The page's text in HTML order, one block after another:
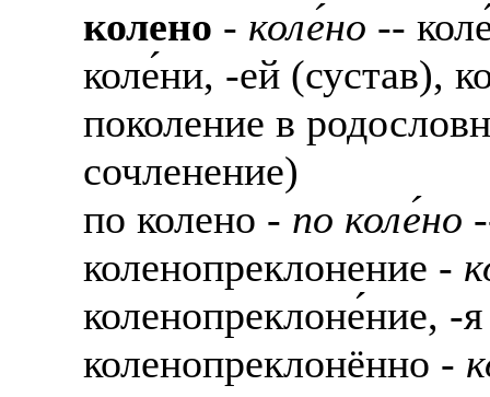
колено - коле́но --
коле́ни, -ей (сустав),
поколение в
сочленение)
по колено - по коле́но
коленопреклонение -
коленопреклоне́ние, -я
коленопреклонённо -